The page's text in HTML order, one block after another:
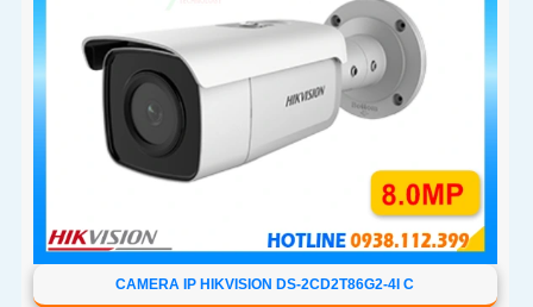
CAMERA IP HIKVISION DS-2CD2T86G2-4I C